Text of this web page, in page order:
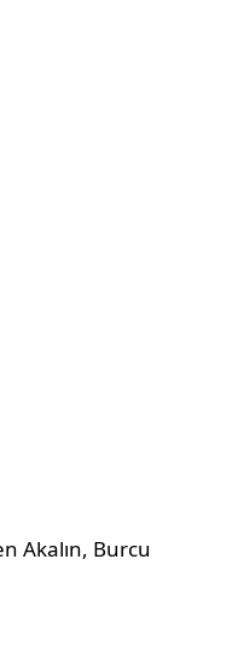
Akalın, Burcu